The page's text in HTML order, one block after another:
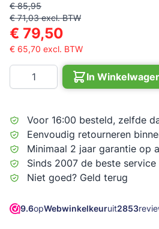
€ 85,95
€ 71,03 excl. BTW
€ 79,50
€ 65,70 excl. BTW
Aantal
In
Voor 16:00 besteld, zelfde
Eenvoudig retourneren
Minimaal 2 jaar garantie op
Sinds 2007 de beste service
Niet goed? Geld terug
9.6opWebwinkelkeuruit2853